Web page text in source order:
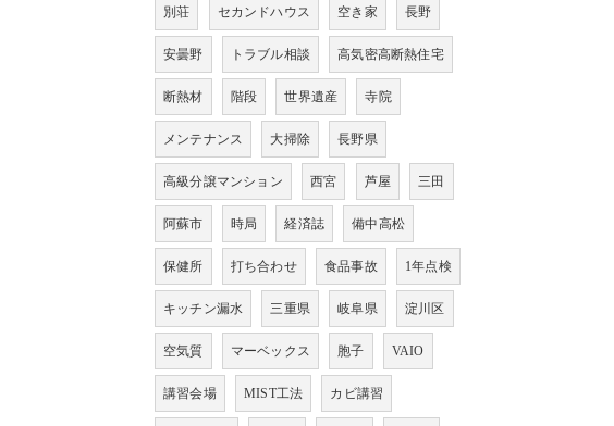
別荘 セカンドハウス 空き家 長野
安曇野 トラブル相談 高気密高断熱住宅
断熱材 階段 世界遺産 寺院
メンテナンス 大掃除 長野県
高級分譲マンション 西宮 芦屋 三田
阿蘇市 時局 経済誌 備中高松
保健所 打ち合わせ 食品事故 1年点検
キッチン漏水 三重県 岐阜県 淀川区
空気質 マーベックス 胞子 VAIO
講習会場 MIST工法 カビ講習